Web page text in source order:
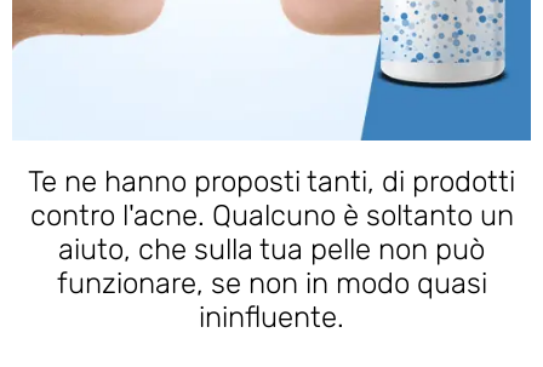
Te ne hanno proposti tanti, di prodotti
contro l'acne. Qualcuno è soltanto un
aiuto, che sulla tua pelle non può
funzionare, se non in modo quasi
ininfluente.